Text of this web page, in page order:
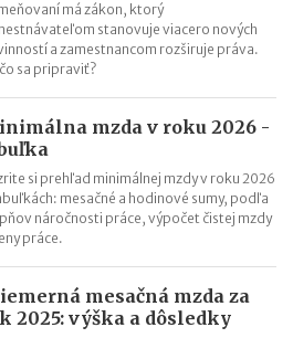
má zákon, ktorý
stanovuje viacero nových
a zamestnancom rozširuje práva.
sa pripraviť?
mzda v roku 2026 -
si prehľad minimálnej mzdy v roku 2026
mesačné a hodinové sumy, podľa
náročnosti práce, výpočet čistej mzdy
práce.
mesačná mzda za
2025: výška a dôsledky